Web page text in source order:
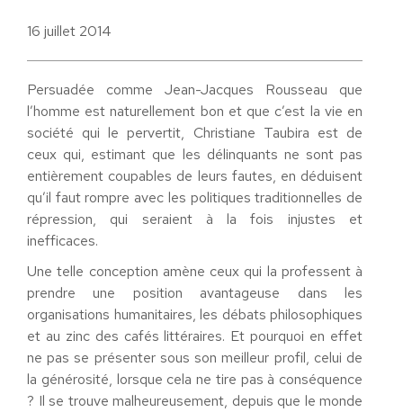
16 juillet 2014
Persuadée comme Jean-Jacques Rousseau que
l’homme est naturellement bon et que c’est la vie en
société qui le pervertit, Christiane Taubira est de
ceux qui, estimant que les délinquants ne sont pas
entièrement coupables de leurs fautes, en déduisent
qu’il faut rompre avec les politiques traditionnelles de
répression, qui seraient à la fois injustes et
inefficaces.
Une telle conception amène ceux qui la professent à
prendre une position avantageuse dans les
organisations humanitaires, les débats philosophiques
et au zinc des cafés littéraires. Et pourquoi en effet
ne pas se présenter sous son meilleur profil, celui de
la générosité, lorsque cela ne tire pas à conséquence
? Il se trouve malheureusement, depuis que le monde